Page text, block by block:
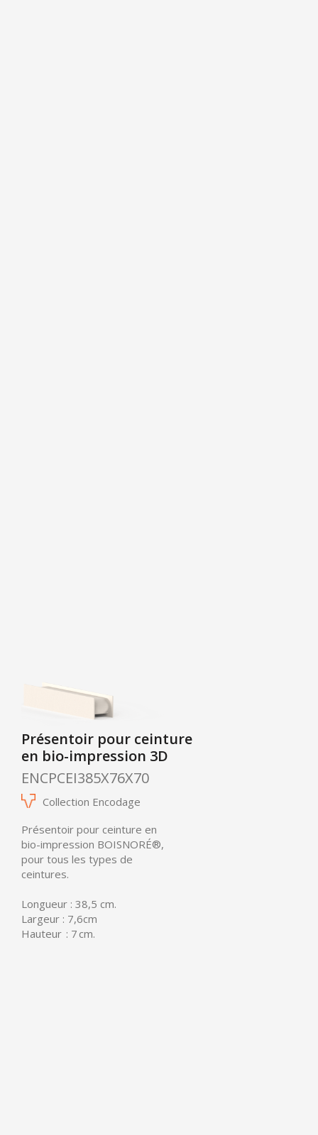
Présentoir pour ceinture
en bio-impression 3D
ENCPCEI385X76X70
Collection Encodage
Présentoir pour ceinture en
bio-impression BOISNORÉ®,
pour tous les types de
ceintures.
Longueur : 38,5 cm.
Largeur : 7,6cm
Hauteur : 7 cm.